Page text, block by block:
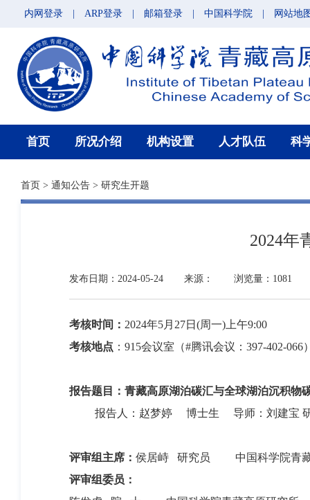
内网登录 ARP登录 邮箱登录 中国科学院 网站地
首页 所况介绍 机构设置 人才队伍 科
首页 > 通知公告 > 研究生开题
2024年
发布日期：2024-05-24 来源： 浏览量：1081
考核时间： 2024年5月27日(周一)上午9:00
考核地点 ：915会议室（#腾讯会议：397-402-066
报告题目：青藏高原湖泊碳汇与全球湖泊沉积物
报告人：赵梦婷 博士生 导师：刘建宝
评审组主席： 侯居峙 研究员 中国科学院青藏
评审组委员：